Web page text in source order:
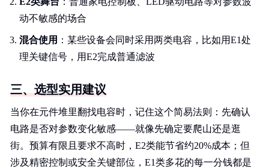
动不敏感的场合
混合使用 ：某些设备会同时采用两类电容，比如用E1处
理关键信号，用E2完成普通滤波
三、选型实用建议
当你在元件堆里翻找电容时，记住这个简易法则：先确认
电路是否对参数变化敏感——就像先确定要爬山还是逛
街。预算有限且要求不高时，E2类能节省约20%成本；但
涉及精密控制或安全关键部位，E1类多花的每一分钱都是